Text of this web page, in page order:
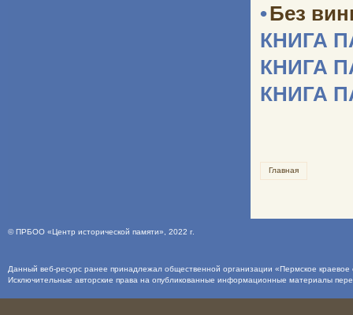
•Без
КНИГА
КНИГА
КНИГА
Главная
©ПРБОО «Центр исторической памяти» , 2022 г.
Данный веб-ресурс ранее принадлежал общественной организации «Пермское
Исключительные авторские права на опубликованные информационные материалы